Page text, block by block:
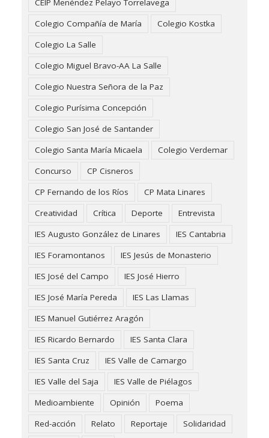
CEIP Menéndez Pelayo Torrelavega
Colegio Compañía de María
Colegio Kostka
Colegio La Salle
Colegio Miguel Bravo-AA La Salle
Colegio Nuestra Señora de la Paz
Colegio Purísima Concepción
Colegio San José de Santander
Colegio Santa María Micaela
Colegio Verdemar
Concurso
CP Cisneros
CP Fernando de los Ríos
CP Mata Linares
Creatividad
Crítica Deporte
Entrevista
IES Augusto González de Linares
IES Cantabria
IES Foramontanos
IES Jesús de Monasterio
IES José del Campo
IES José Hierro
IES José María Pereda
IES Las Llamas
IES Manuel Gutiérrez Aragón
IES Ricardo Bernardo
IES Santa Clara
IES Santa Cruz
IES Valle de Camargo
IES Valle del Saja
IES Valle de Piélagos
Medioambiente
Opinión
Poema
Red-acción
Relato Reportaje
Solidaridad